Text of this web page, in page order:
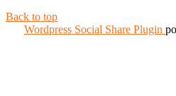
Back to top
Wordpress Social Share Plugin